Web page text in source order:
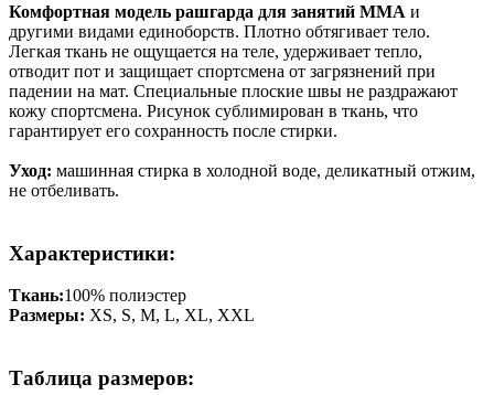
Комфортная модель рашгарда для занятий ММА и
другими видами единоборств. Плотно обтягивает тело.
Легкая ткань не ощущается на теле, удерживает тепло,
отводит пот и защищает спортсмена от загрязнений при
падении на мат. Специальные плоские швы не раздражают
кожу спортсмена. Рисунок сублимирован в ткань, что
гарантирует его сохранность после стирки.
Уход: машинная стирка в холодной воде, деликатный отжим,
не отбеливать.
Характеристики:
Ткань:100% полиэстер
Размеры: XS, S, M, L, XL, XXL
Таблица размеров: